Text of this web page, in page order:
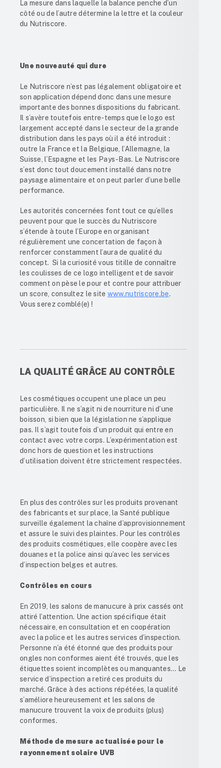
La mesure dans laquelle la balance penche d’un
côté ou de l’autre détermine la lettre et la couleur
du Nutriscore.
Une nouveauté qui dure
Le Nutriscore n’est pas légalement obligatoire et
son application dépend donc dans une mesure
importante des bonnes dispositions du fabricant.
Il s’avère toutefois entre-temps que le logo est
largement accepté dans le secteur de la grande
distribution dans les pays où il a été introduit :
outre la France et la Belgique, l’Allemagne, la
Suisse, l’Espagne et les Pays-Bas. Le Nutriscore
s’est donc tout doucement installé dans notre
paysage alimentaire et on peut parler d’une belle
performance.
Les autorités concernées font tout ce qu’elles
peuvent pour que le succès du Nutriscore
s’étende à toute l’Europe en organisant
régulièrement une concertation de façon à
renforcer constamment l’aura de qualité du
concept. Si la curiosité vous titille de connaître
les coulisses de ce logo intelligent et de savoir
comment on pèse le pour et contre pour attribuer
un score, consultez le site www.nutriscore.be.
Vous serez comblé(e) !
LA QUALITÉ GRÂCE AU CONTRÔLE
Les cosmétiques occupent une place un peu
particulière. Il ne s’agit ni de nourriture ni d’une
boisson, si bien que la législation ne s’applique
pas. Il s’agit toutefois d’un produit qui entre en
contact avec votre corps. L’expérimentation est
donc hors de question et les instructions
d’utilisation doivent être strictement respectées.
En plus des contrôles sur les produits provenant
des fabricants et sur place, la Santé publique
surveille également la chaîne d’approvisionnement
et assure le suivi des plaintes. Pour les contrôles
des produits cosmétiques, elle coopère avec les
douanes et la police ainsi qu’avec les services
d’inspection belges et autres.
Contrôles en cours
En 2019, les salons de manucure à prix cassés ont
attiré l’attention. Une action spécifique était
nécessaire, en consultation et en coopération
avec la police et les autres services d’inspection.
Personne n’a été étonné que des produits pour
ongles non conformes aient été trouvés, que les
étiquettes soient incomplètes ou manquantes… Le
service d’inspection a retiré ces produits du
marché. Grâce à des actions répétées, la qualité
s’améliore heureusement et les salons de
manucure trouvent la voix de produits (plus)
conformes.
Méthode de mesure actualisée pour le
rayonnement solaire UVB